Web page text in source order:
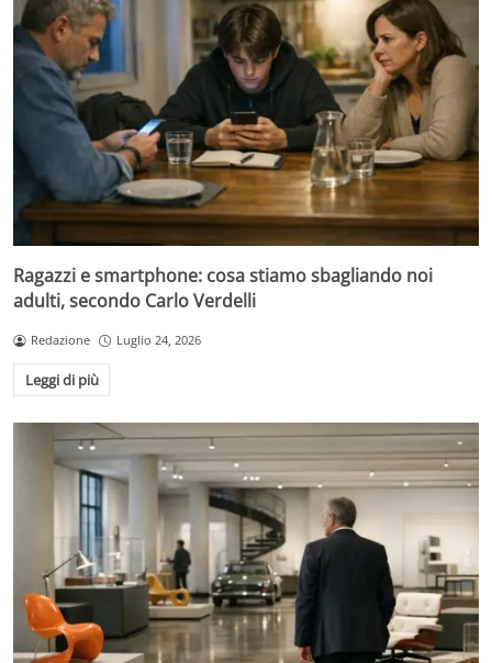
Ragazzi e smartphone: cosa stiamo sbagliando noi
adulti, secondo Carlo Verdelli
Redazione Luglio 24, 2026
Leggi di più